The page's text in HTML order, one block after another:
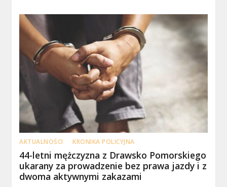
AKTUALNOŚCI KRONIKA POLICYJNA
44-letni mężczyzna z Drawsko Pomorskiego
ukarany za prowadzenie bez prawa jazdy i z
dwoma aktywnymi zakazami